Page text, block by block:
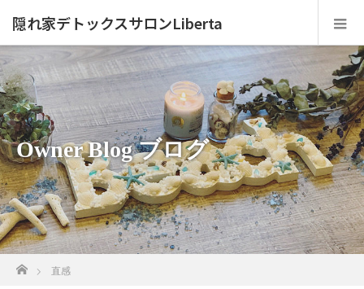
隠れ家デトックスサロンLiberta
Owner Blog ブログ
ホーム
直感